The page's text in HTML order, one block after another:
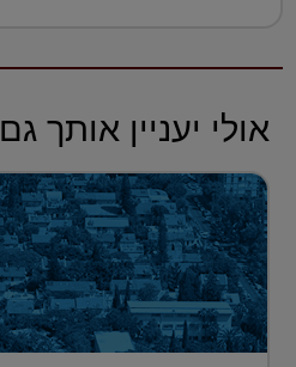
אולי יעניין אותך גם